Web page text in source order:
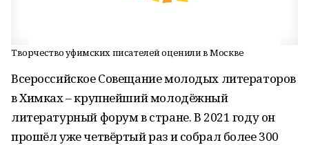
Творчество уфимских писателей оценили в Москве
Всероссийское Совещание молодых литераторов
в Химках – крупнейший молодёжный
литературный форум в стране. В 2021 году он
прошёл уже четвёртый раз и собрал более 300